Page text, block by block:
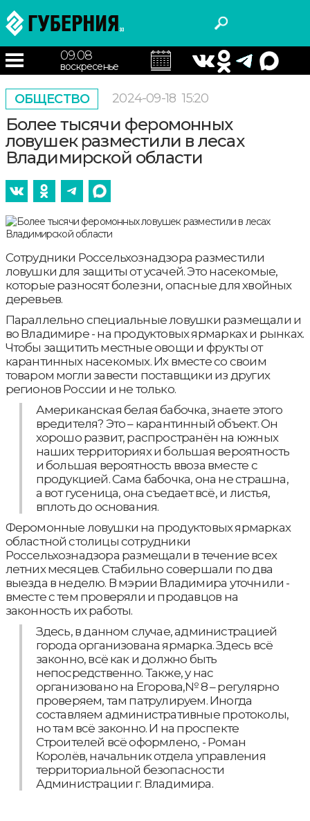
09.08
воскресенье
ОБЩЕСТВО 2024-09-18 15:20
Более тысячи феромонных
ловушек разместили в лесах
Владимирской области
Сотрудники Россельхознадзора разместили
ловушки для защиты от усачей. Это насекомые,
которые разносят болезни, опасные для хвойных
деревьев.
Параллельно специальные ловушки размещали и
во Владимире - на продуктовых ярмарках и рынках.
Чтобы защитить местные овощи и фрукты от
карантинных насекомых. Их вместе со своим
товаром могли завести поставщики из других
регионов России и не только.
Американская белая бабочка, знаете этого
вредителя? Это – карантинный объект. Он
хорошо развит, распространён на южных
наших территориях и большая вероятность
и большая вероятность ввоза вместе с
продукцией. Сама бабочка, она не страшна,
а вот гусеница, она съедает всё, и листья,
вплоть до основания.
Феромонные ловушки на продуктовых ярмарках
областной столицы сотрудники
Россельхознадзора размещали в течение всех
летних месяцев. Стабильно совершали по два
выезда в неделю. В мэрии Владимира уточнили -
вместе с тем проверяли и продавцов на
законность их работы.
Здесь, в данном случае, администрацией
города организована ярмарка. Здесь всё
законно, всё как и должно быть
непосредственно. Также, у нас
организовано на Егорова,№ 8 – регулярно
проверяем, там патрулируем. Иногда
составляем административные протоколы,
но там всё законно. И на проспекте
Строителей всё оформлено, - Роман
Королёв, начальник отдела управления
территориальной безопасности
Администрации г. Владимира.